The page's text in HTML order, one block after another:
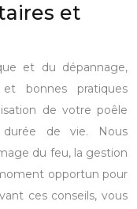
et
et du dépannage,
et bonnes pratiques
de votre poêle
de vie. Nous
du feu, la gestion
opportun pour
ces conseils, vous